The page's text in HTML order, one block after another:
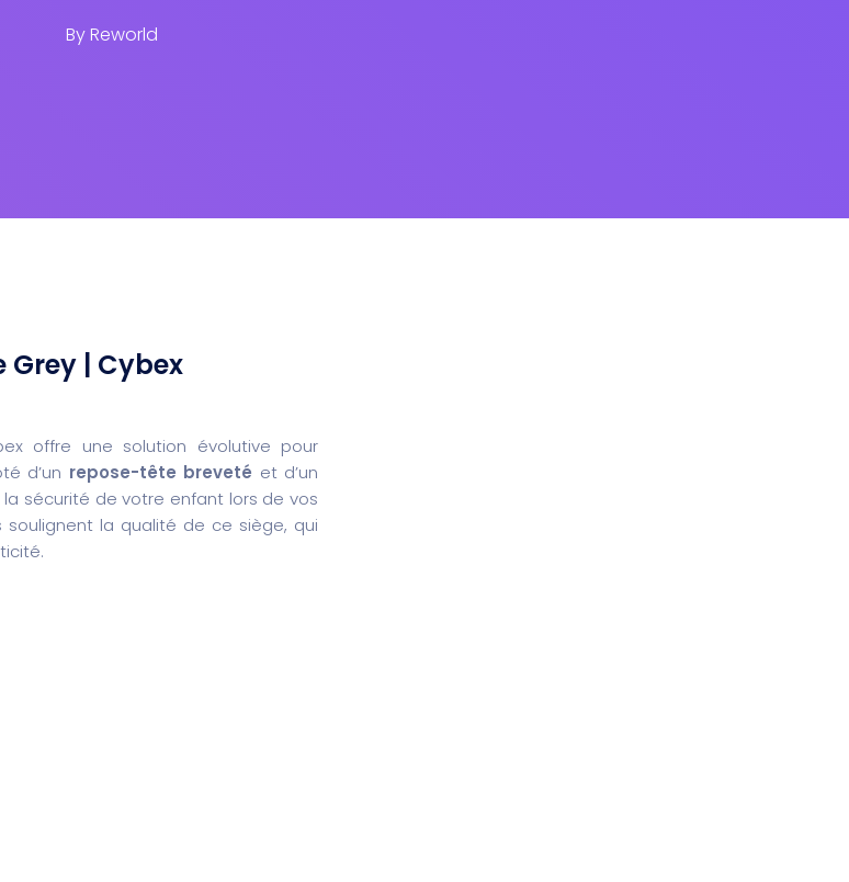
ByReworld
Grey | Cybex
offre une solution évolutive pour
d’un repose-tête breveté et d’un
sécurité de votre enfant lors de vos
la qualité de ce siège, qui